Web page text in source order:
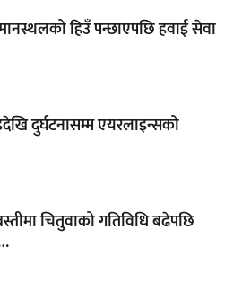
हिउँ पन्छाएपछि हवाई सेवा
दुर्घटनासम्म एयरलाइन्सको
चितुवाको गतिविधि बढेपछि